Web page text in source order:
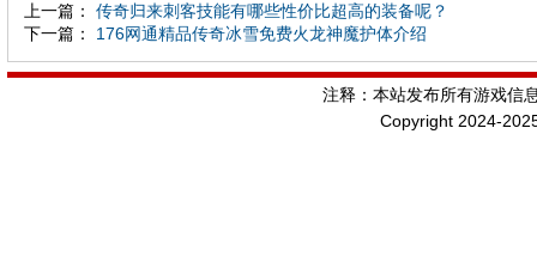
上一篇： 传奇归来刺客技能有哪些性价比超高的装备呢？
下一篇： 176网通精品传奇冰雪免费火龙神魔护体介绍
注释：本站发布所有游戏信
Copyright 2024-